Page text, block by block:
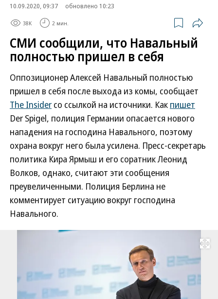
10.09.2020, 09:37
обновлено 10:23
38K 2 мин.
СМИ сообщили, что Навальный
полностью пришел в себя
Оппозиционер Алексей Навальный полностью
пришел в себя после выхода из комы, сообщает
The Insider со ссылкой на источники. Как пишет
Der Spigel, полиция Германии опасается нового
нападения на господина Навального, поэтому
охрана вокруг него была усилена. Пресс-секретарь
политика Кира Ярмыш и его соратник Леонид
Волков, однако, считают эти сообщения
преувеличенными. Полиция Берлина не
комментирует ситуацию вокруг господина
Навального.
Развернуть